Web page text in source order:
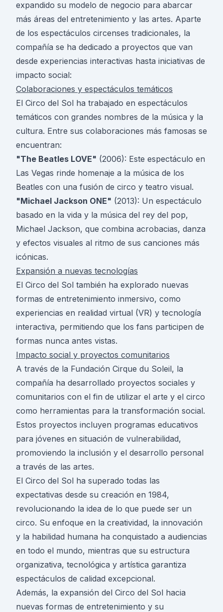
expandido su modelo de negocio para abarcar
más áreas del entretenimiento y las artes. Aparte
de los espectáculos circenses tradicionales, la
compañía se ha dedicado a proyectos que van
desde experiencias interactivas hasta iniciativas de
impacto social:
Colaboraciones y espectáculos temáticos
El Circo del Sol ha trabajado en espectáculos
temáticos con grandes nombres de la música y la
cultura. Entre sus colaboraciones más famosas se
encuentran:
"The Beatles LOVE" (2006): Este espectáculo en
Las Vegas rinde homenaje a la música de los
Beatles con una fusión de circo y teatro visual.
"Michael Jackson ONE" (2013): Un espectáculo
basado en la vida y la música del rey del pop,
Michael Jackson, que combina acrobacias, danza
y efectos visuales al ritmo de sus canciones más
icónicas.
Expansión a nuevas tecnologías
El Circo del Sol también ha explorado nuevas
formas de entretenimiento inmersivo, como
experiencias en realidad virtual (VR) y tecnología
interactiva, permitiendo que los fans participen de
formas nunca antes vistas.
Impacto social y proyectos comunitarios
A través de la Fundación Cirque du Soleil, la
compañía ha desarrollado proyectos sociales y
comunitarios con el fin de utilizar el arte y el circo
como herramientas para la transformación social.
Estos proyectos incluyen programas educativos
para jóvenes en situación de vulnerabilidad,
promoviendo la inclusión y el desarrollo personal
a través de las artes.
El Circo del Sol ha superado todas las
expectativas desde su creación en 1984,
revolucionando la idea de lo que puede ser un
circo. Su enfoque en la creatividad, la innovación
y la habilidad humana ha conquistado a audiencias
en todo el mundo, mientras que su estructura
organizativa, tecnológica y artística garantiza
espectáculos de calidad excepcional.
Además, la expansión del Circo del Sol hacia
nuevas formas de entretenimiento y su